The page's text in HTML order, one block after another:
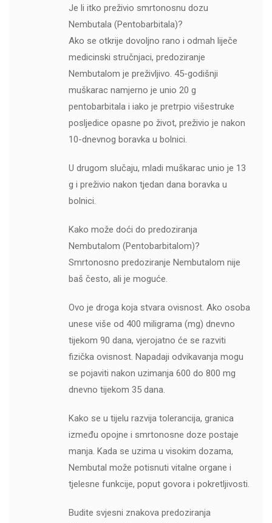
Je li itko preživio smrtonosnu dozu
Nembutala (Pentobarbitala)?
Ako se otkrije dovoljno rano i odmah liječe
medicinski stručnjaci, predoziranje
Nembutalom je preživljivo. 45-godišnji
muškarac namjerno je unio 20 g
pentobarbitala i iako je pretrpio višestruke
posljedice opasne po život, preživio je nakon
10-dnevnog boravka u bolnici.
U drugom slučaju, mladi muškarac unio je 13
g i preživio nakon tjedan dana boravka u
bolnici.
Kako može doći do predoziranja
Nembutalom (Pentobarbitalom)?
Smrtonosno predoziranje Nembutalom nije
baš često, ali je moguće.
Ovo je droga koja stvara ovisnost. Ako osoba
unese više od 400 miligrama (mg) dnevno
tijekom 90 dana, vjerojatno će se razviti
fizička ovisnost. Napadaji odvikavanja mogu
se pojaviti nakon uzimanja 600 do 800 mg
dnevno tijekom 35 dana.
Kako se u tijelu razvija tolerancija, granica
između opojne i smrtonosne doze postaje
manja. Kada se uzima u visokim dozama,
Nembutal može potisnuti vitalne organe i
tjelesne funkcije, poput govora i pokretljivosti.
Budite svjesni znakova predoziranja